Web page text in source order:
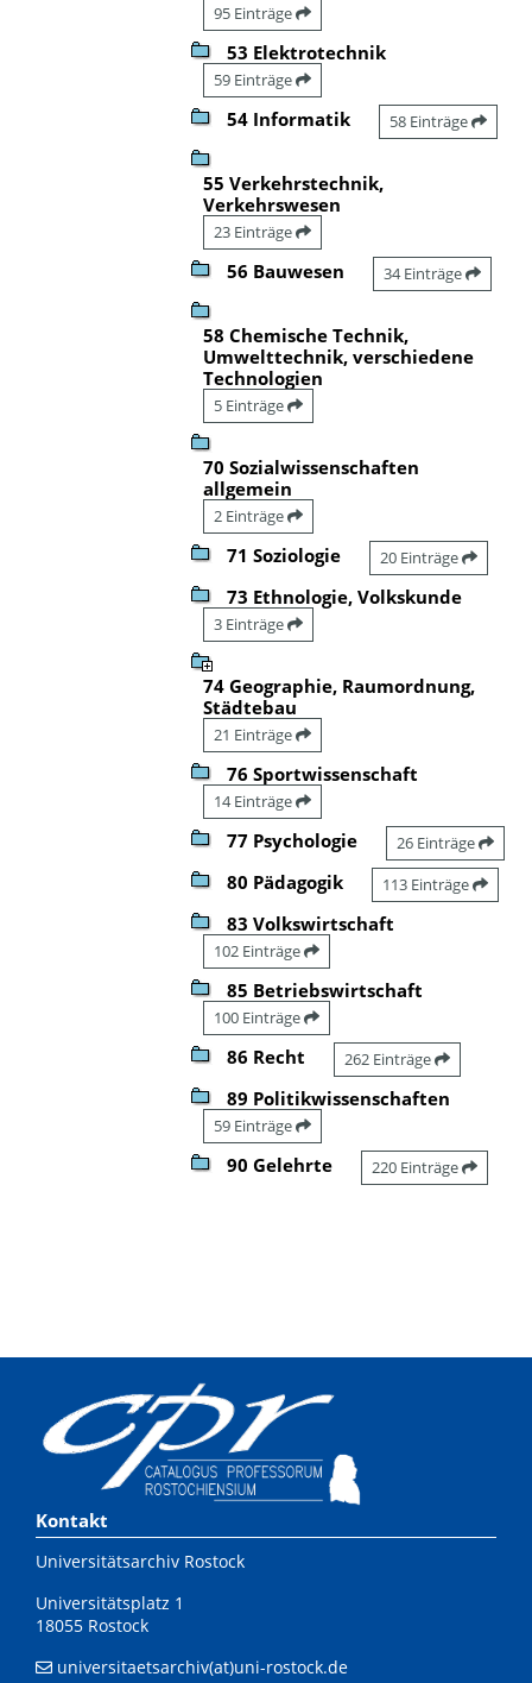
95 Einträge
53 Elektrotechnik
59 Einträge
54 Informatik 58 Einträge
55 Verkehrstechnik,
Verkehrswesen
23 Einträge
56 Bauwesen 34 Einträge
58 Chemische Technik,
Umwelttechnik, verschiedene
Technologien
5 Einträge
70 Sozialwissenschaften
allgemein
2 Einträge
71 Soziologie 20 Einträge
73 Ethnologie, Volkskunde
3 Einträge
74 Geographie, Raumordnung,
Städtebau
21 Einträge
76 Sportwissenschaft
14 Einträge
77 Psychologie 26 Einträge
80 Pädagogik 113 Einträge
83 Volkswirtschaft
102 Einträge
85 Betriebswirtschaft
100 Einträge
86 Recht 262 Einträge
89 Politikwissenschaften
59 Einträge
90 Gelehrte 220 Einträge
Kontakt
Universitätsarchiv Rostock
Universitätsplatz 1
18055 Rostock
universitaetsarchiv(at)uni-rostock.de